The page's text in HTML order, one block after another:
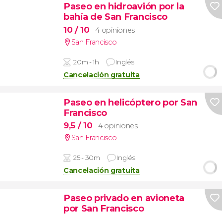
Paseo en hidroavión por la
bahía de San Francisco
10 / 10
4 opiniones
San Francisco
20m - 1h Inglés
Cancelación gratuita
Paseo en helicóptero por San
Francisco
9,5 / 10
4 opiniones
San Francisco
25 - 30m Inglés
Cancelación gratuita
Paseo privado en avioneta
por San Francisco